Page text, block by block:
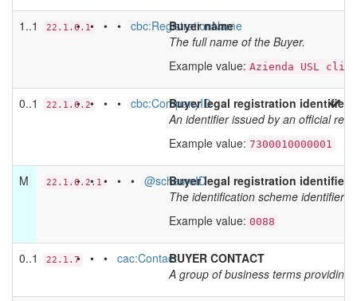
1..1 22.1.6.1• • • • cbc:RegistrationName
Buyer name
The full name of the Buyer.
Example value: Azienda USL
0..1 22.1.6.2• • • • cbc:CompanyID
Buyer legal registration identifier
An identifier issued by an official
Example value: 7300010000001
M 22.1.6.2.1• • • • • @schemeID
Buyer legal registration identifier
The identification scheme identifier
Example value: 0088
0..1 22.1.7• • • cac:ContactBUYER CONTACT
A group of business terms